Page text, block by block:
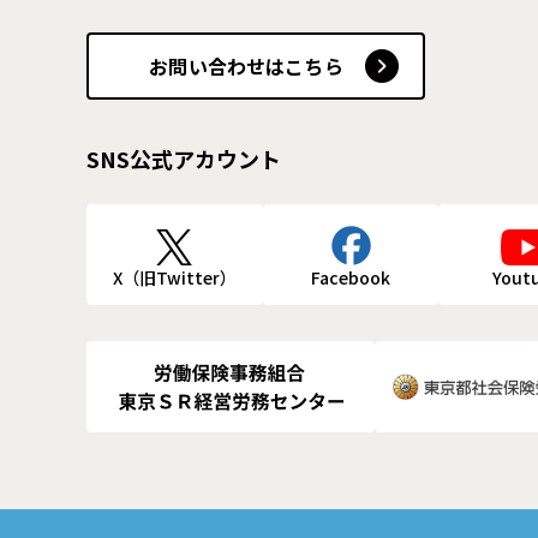
お問い合わせはこちら
SNS公式アカウント
X（旧Twitter） Facebook